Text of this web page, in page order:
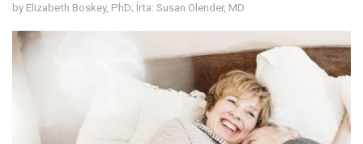
by Elizabeth Boskey, PhD; Írta: Susan Olender, MD